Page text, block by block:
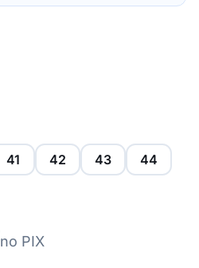
41 42 43
44
no PIX